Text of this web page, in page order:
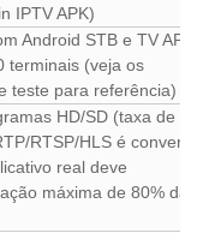
IPTV APK)
Android STB e TV APK
terminais (veja os
teste para referência)
HD/SD (taxa de
RTSP/HLS é
real deve
máxima de 80% da